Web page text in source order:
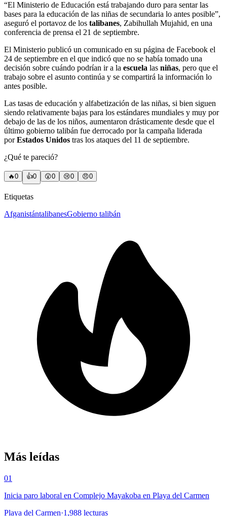
“El Ministerio de Educación está trabajando duro para sentar las
bases para la educación de las niñas de secundaria lo antes posible”,
aseguró el portavoz de los talibanes, Zabihullah Mujahid, en una
conferencia de prensa el 21 de septiembre.
El Ministerio publicó un comunicado en su página de Facebook el
24 de septiembre en el que indicó que no se había tomado una
decisión sobre cuándo podrían ir a la escuela las niñas, pero que el
trabajo sobre el asunto continúa y se compartirá la información lo
antes posible.
Las tasas de educación y alfabetización de las niñas, si bien siguen
siendo relativamente bajas para los estándares mundiales y muy por
debajo de las de los niños, aumentaron drásticamente desde que el
último gobierno talibán fue derrocado por la campaña liderada
porEstados Unidos tras los ataques del 11 de septiembre.
¿Qué te pareció?
🔥0 👍0 😲0 😢0 😠0
Etiquetas
AfganistántalibanesGobierno talibán
Más leídas
01
Inicia paro laboral en Complejo Mayakoba en Playa del Carmen
Playa del Carmen·1,988 lecturas